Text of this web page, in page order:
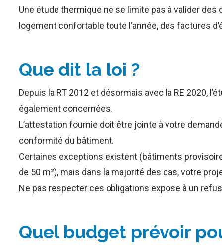
Une étude thermique ne se limite pas à valider
logement confortable toute l’année, des factures
Que dit la loi ?
Depuis la RT 2012 et désormais avec la RE 2020,
également concernées.
L’attestation fournie doit être jointe à votre
conformité du bâtiment.
Certaines exceptions existent (bâtiments
de 50 m²), mais dans la majorité des cas, votre
Ne pas respecter ces obligations expose à un
Quel budget prévoir